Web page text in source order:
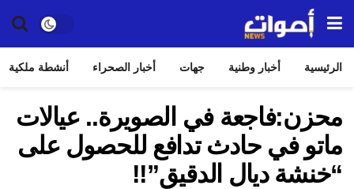
الرئيسية أخبار وطنية جهات أخبار الصحراء أنشطة ملكية
محزن:فاجعة في الصويرة.. عيالات
ماتو في حادث تدافع للحصول على
“خنشة ديال الدقيق”!!